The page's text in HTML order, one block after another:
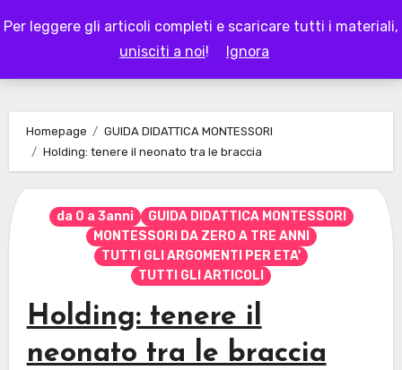
Per leggere gli articoli completi e scaricare tutti i materiali,
unisciti a noi! Ignora
to
LAPAPPADOLCE
Homepage
GUIDA DIDATTICA MONTESSORI
Holding: tenere il neonato tra le braccia
da 0 a 3anni
GUIDA DIDATTICA MONTESSORI
MONTESSORI DA ZERO A TRE ANNI
TUTTI GLI ARGOMENTI PER ETA'
TUTTI GLI ARTICOLI
Holding: tenere il
neonato tra le braccia